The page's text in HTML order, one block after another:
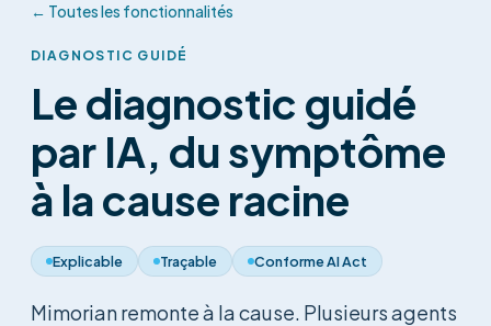
← Toutes les fonctionnalités
DIAGNOSTIC GUIDÉ
Le diagnostic guidé
par IA, du symptôme
à la cause racine
Explicable Traçable Conforme AI Act
Mimorian remonte à la cause. Plusieurs agents